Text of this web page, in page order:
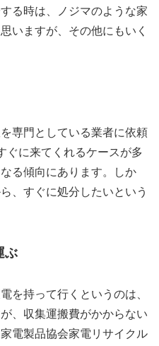
る時は、ノジマのような家
いますが、その他にもいく
専門としている業者に依頼
ぐに来てくれるケースが多
る傾向にあります。しか
、すぐに処分したいという
ぶ
を持って行くというのは、
、収集運搬費がかからない
電製品協会家電リサイクル